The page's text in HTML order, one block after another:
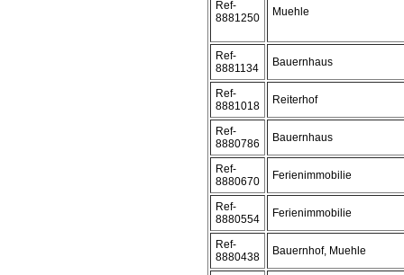
Ref-
8881250
Muehle
Ref-
8881134
Bauernhaus
Ref-
8881018
Reiterhof
Ref-
8880786
Bauernhaus
Ref-
8880670
Ferienimmobilie
Ref-
8880554
Ferienimmobilie
Ref-
8880438
Bauernhof, Muehle